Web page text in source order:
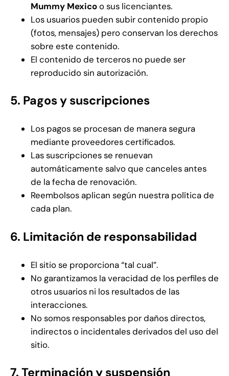
Mummy Mexicoo sus licenciantes.
Los usuarios pueden subir contenido propio
(fotos, mensajes) pero conservan los derechos
sobre este contenido.
El contenido de terceros no puede ser
reproducido sin autorización.
5. Pagos y suscripciones
Los pagos se procesan de manera segura
mediante proveedores certificados.
Las suscripciones se renuevan
automáticamente salvo que canceles antes
de la fecha de renovación.
Reembolsos aplican según nuestra política de
cada plan.
6. Limitación de responsabilidad
El sitio se proporciona “tal cual”.
No garantizamos la veracidad de los perfiles de
otros usuarios ni los resultados de las
interacciones.
No somos responsables por daños directos,
indirectos o incidentales derivados del uso del
sitio.
7. Terminación y suspensión